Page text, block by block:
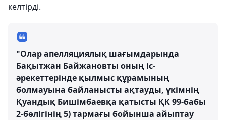
келтірді.
"Олар апелляциялық шағымдарында
Бақытжан Байжановты оның іс-
әрекеттерінде қылмыс құрамының
болмауына байланысты ақтауды, үкімнің
Қуандық Бишімбаевқа қатысты ҚК 99-бабы
2-бөлігінің 5) тармағы бойынша айыптау